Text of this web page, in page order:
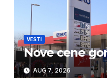
VESTI
Nove cene
AUG 7, 2026